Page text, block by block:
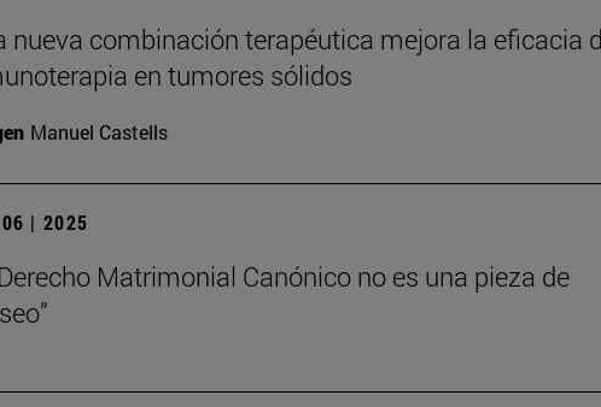
nueva combinación terapéutica mejora la eficacia
en tumores sólidos
Manuel Castells
| 2025
Matrimonial Canónico no es una pieza de